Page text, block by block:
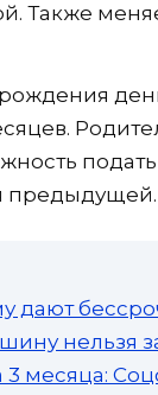
Также
предыдущей.
дают
нельзя
3 месяца: